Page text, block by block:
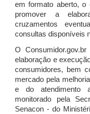
em formato aberto, o
promover a
cruzamentos
consultas disponíveis
O
elaboração e
consumidores, bem
mercado pela
e do atendimento
monitorado pela
Senacon - do